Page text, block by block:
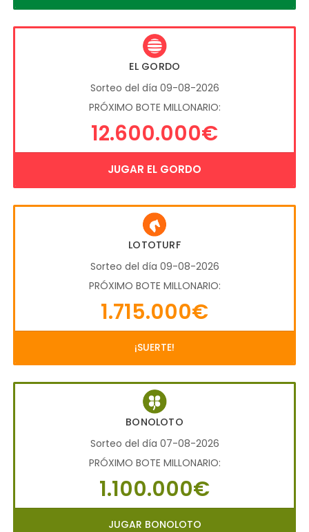
EL GORDO
Sorteo del día 09-08-2026
PRÓXIMO BOTE MILLONARIO:
12.600.000€
JUGAR EL GORDO
LOTOTURF
Sorteo del día 09-08-2026
PRÓXIMO BOTE MILLONARIO:
1.715.000€
¡SUERTE!
BONOLOTO
Sorteo del día 07-08-2026
PRÓXIMO BOTE MILLONARIO:
1.100.000€
JUGAR BONOLOTO